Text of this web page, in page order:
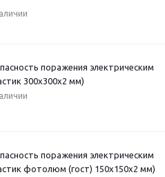
поражения электрическим
300х300х2 мм)
поражения электрическим
фотолюм (гост) 150х150х2 мм)